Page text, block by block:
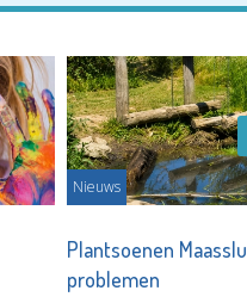
Nieuws
Plantsoenen
problemen